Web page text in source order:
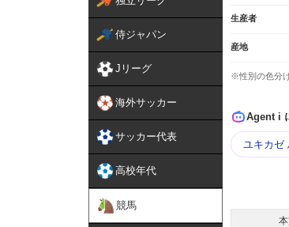
侍ジャパン
Jリーグ
海外サッカー
サッカー代表
高校年代
競馬
生産者
産地
※性別の色分
Agent i
ユキカゼ